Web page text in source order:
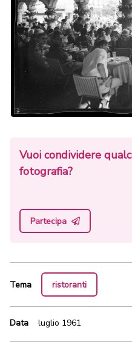
Tema ristoranti
Data luglio 1961
Vuoi condividere
fotografia?
Partecipa